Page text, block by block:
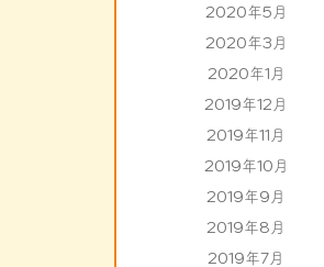
2020年5月
2020年3月
2020年1月
2019年12月
2019年11月
2019年10月
2019年9月
2019年8月
2019年7月